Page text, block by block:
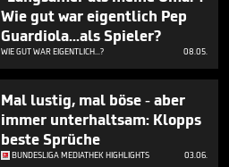
Wie gut war eigentlich Pep
Guardiola...als Spieler?
WIE GUT WAR EIGENTLICH...? 08.05.
Mal lustig, mal böse - aber
immer unterhaltsam: Klopps
beste Sprüche
BUNDESLIGA MEDIATHEK HIGHLIGHTS 03.06.